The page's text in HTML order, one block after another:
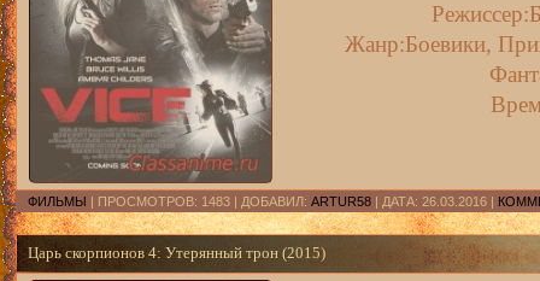
Жанр:Боевики,
ФИЛЬМЫ | ПРОСМОТРОВ: 1483 | ДОБАВИЛ: ARTUR58 | ДАТА: 26.03.2016 |
Царь скорпионов 4: Утерянный трон (2015)